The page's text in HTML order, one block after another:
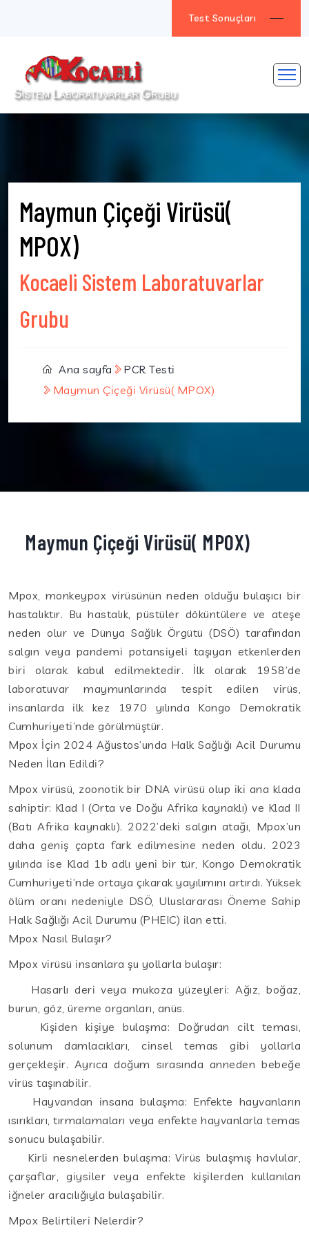
Test Sonuçları
Maymun Çiçeği Virüsü(
MPOX)
Kocaeli Sistem Laboratuvarlar
Grubu
Ana sayfa
PCR Testi
Maymun Çiçeği Virüsü( MPOX)
Maymun Çiçeği Virüsü( MPOX)
Mpox, monkeypox virüsünün neden olduğu bulaşıcı bir
hastalıktır. Bu hastalık, püstüler döküntülere ve ateşe
neden olur ve Dünya Sağlık Örgütü (DSÖ) tarafından
salgın veya pandemi potansiyeli taşıyan etkenlerden
biri olarak kabul edilmektedir. İlk olarak 1958’de
laboratuvar maymunlarında tespit edilen virüs,
insanlarda ilk kez 1970 yılında Kongo Demokratik
Cumhuriyeti’nde görülmüştür.
Mpox İçin 2024 Ağustos’unda Halk Sağlığı Acil Durumu
Neden İlan Edildi?
Mpox virüsü, zoonotik bir DNA virüsü olup iki ana klada
sahiptir: Klad I (Orta ve Doğu Afrika kaynaklı) ve Klad II
(Batı Afrika kaynaklı). 2022’deki salgın atağı, Mpox’un
daha geniş çapta fark edilmesine neden oldu. 2023
yılında ise Klad 1b adlı yeni bir tür, Kongo Demokratik
Cumhuriyeti’nde ortaya çıkarak yayılımını artırdı. Yüksek
ölüm oranı nedeniyle DSÖ, Uluslararası Öneme Sahip
Halk Sağlığı Acil Durumu (PHEIC) ilan etti.
Mpox Nasıl Bulaşır?
Mpox virüsü insanlara şu yollarla bulaşır:
Hasarlı deri veya mukoza yüzeyleri: Ağız, boğaz,
burun, göz, üreme organları, anüs.
Kişiden kişiye bulaşma: Doğrudan cilt teması,
solunum damlacıkları, cinsel temas gibi yollarla
gerçekleşir. Ayrıca doğum sırasında anneden bebeğe
virüs taşınabilir.
Hayvandan insana bulaşma: Enfekte hayvanların
ısırıkları, tırmalamaları veya enfekte hayvanlarla temas
sonucu bulaşabilir.
Kirli nesnelerden bulaşma: Virüs bulaşmış havlular,
çarşaflar, giysiler veya enfekte kişilerden kullanılan
iğneler aracılığıyla bulaşabilir.
Mpox Belirtileri Nelerdir?